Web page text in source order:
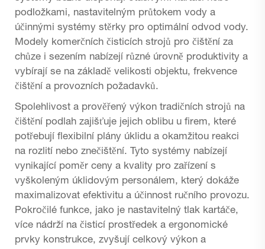
podložkami, nastavitelným průtokem vody a
účinnými systémy stěrky pro optimální odvod vody.
Modely komerčních čisticích strojů pro čištění za
chůze i sezením nabízejí různé úrovně produktivity a
vybírají se na základě velikosti objektu, frekvence
čištění a provozních požadavků.
Spolehlivost a prověřený výkon tradičních strojů na
čištění podlah zajišťuje jejich oblibu u firem, které
potřebují flexibilní plány úklidu a okamžitou reakci
na rozlití nebo znečištění. Tyto systémy nabízejí
vynikající poměr ceny a kvality pro zařízení s
vyškoleným úklidovým personálem, který dokáže
maximalizovat efektivitu a účinnost ručního provozu.
Pokročilé funkce, jako je nastavitelný tlak kartáče,
více nádrží na čisticí prostředek a ergonomické
prvky konstrukce, zvyšují celkový výkon a